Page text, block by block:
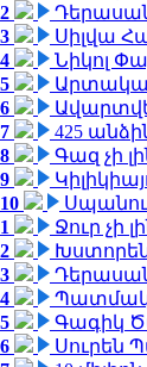
2
3
Սիլվա
4
Նիկոլ
5
6
7
425
8
Գազ չի
9
10
1
Ջուր չի
2
3
4
5
Գագիկ
6
Սուրեն